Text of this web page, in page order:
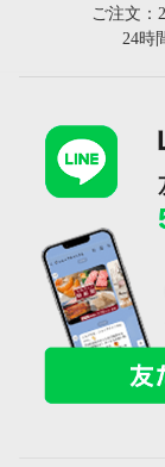
ご注文：
24時